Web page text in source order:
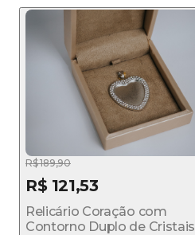
R$ 189,90
R$ 121,53
Relicário Coração com
Contorno Duplo de Cristais